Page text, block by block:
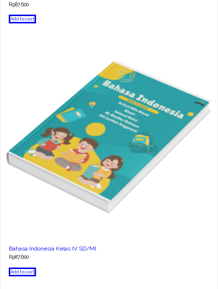
Rp87.600
Add to cart
Bahasa Indonesia Kelas IV SD/MI
Rp87.600
Add to cart